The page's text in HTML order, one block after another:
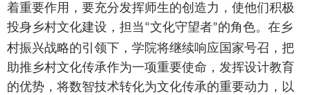
着重要作用，要充分发挥师生的创造力，使他们积极
投身乡村文化建设，担当“文化守望者”的角色。在乡
村振兴战略的引领下，学院将继续响应国家号召，把
助推乡村文化传承作为一项重要使命，发挥设计教育
的优势，将数智技术转化为文化传承的重要动力，以